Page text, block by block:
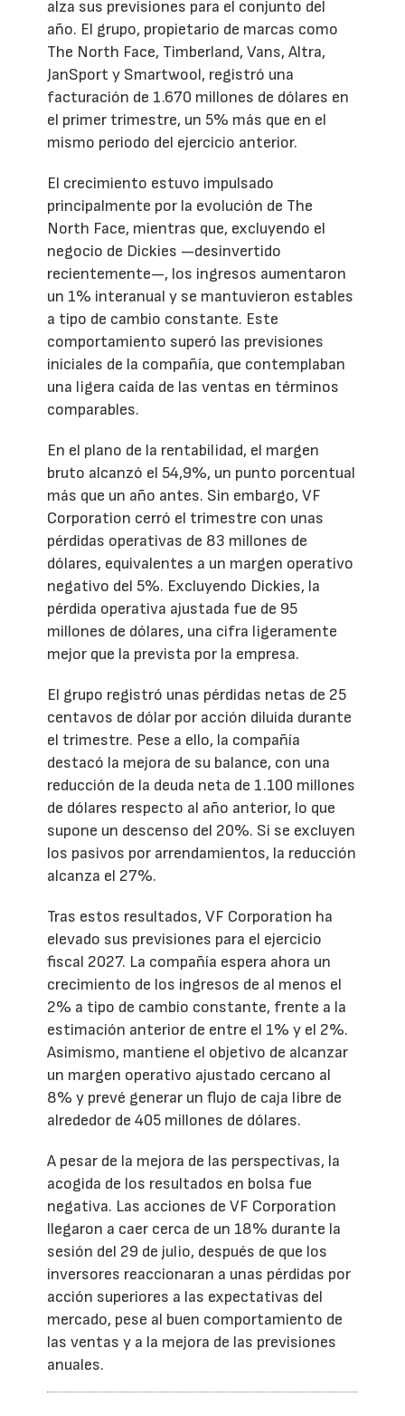
alza sus previsiones para el conjunto del
año. El grupo, propietario de marcas como
The North Face, Timberland, Vans, Altra,
JanSport y Smartwool, registró una
facturación de 1.670 millones de dólares en
el primer trimestre, un 5% más que en el
mismo periodo del ejercicio anterior.
El crecimiento estuvo impulsado
principalmente por la evolución de The
North Face, mientras que, excluyendo el
negocio de Dickies —desinvertido
recientemente—, los ingresos aumentaron
un 1% interanual y se mantuvieron estables
a tipo de cambio constante. Este
comportamiento superó las previsiones
iniciales de la compañía, que contemplaban
una ligera caída de las ventas en términos
comparables.
En el plano de la rentabilidad, el margen
bruto alcanzó el 54,9%, un punto porcentual
más que un año antes. Sin embargo, VF
Corporation cerró el trimestre con unas
pérdidas operativas de 83 millones de
dólares, equivalentes a un margen operativo
negativo del 5%. Excluyendo Dickies, la
pérdida operativa ajustada fue de 95
millones de dólares, una cifra ligeramente
mejor que la prevista por la empresa.
El grupo registró unas pérdidas netas de 25
centavos de dólar por acción diluida durante
el trimestre. Pese a ello, la compañía
destacó la mejora de su balance, con una
reducción de la deuda neta de 1.100 millones
de dólares respecto al año anterior, lo que
supone un descenso del 20%. Si se excluyen
los pasivos por arrendamientos, la reducción
alcanza el 27%.
Tras estos resultados, VF Corporation ha
elevado sus previsiones para el ejercicio
fiscal 2027. La compañía espera ahora un
crecimiento de los ingresos de al menos el
2% a tipo de cambio constante, frente a la
estimación anterior de entre el 1% y el 2%.
Asimismo, mantiene el objetivo de alcanzar
un margen operativo ajustado cercano al
8% y prevé generar un flujo de caja libre de
alrededor de 405 millones de dólares.
A pesar de la mejora de las perspectivas, la
acogida de los resultados en bolsa fue
negativa. Las acciones de VF Corporation
llegaron a caer cerca de un 18% durante la
sesión del 29 de julio, después de que los
inversores reaccionaran a unas pérdidas por
acción superiores a las expectativas del
mercado, pese al buen comportamiento de
las ventas y a la mejora de las previsiones
anuales.